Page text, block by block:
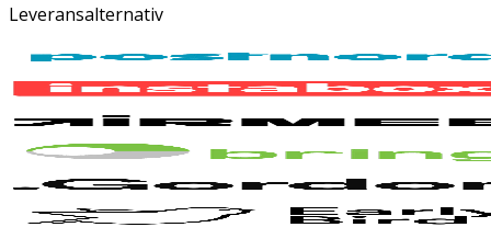
Leveransalternativ